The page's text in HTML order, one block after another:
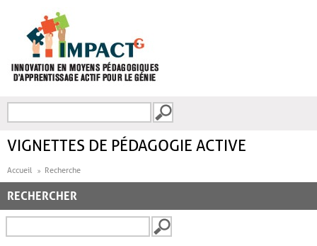
FORMULAIRE DE
VIGNETTES DE PÉDAGOGIE ACTIVE
Accueil Recherche
RECHERCHER